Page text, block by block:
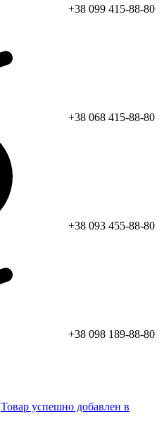
+38 099 415-88-80
+38 068 415-88-80
+38 093 455-88-80
+38 098 189-88-80
Товар успешно добавлен в